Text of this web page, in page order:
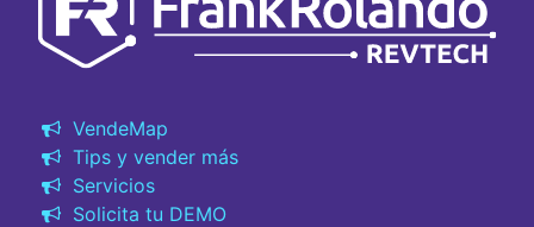
VendeMap
Tips y vender más
Servicios
Solicita tu DEMO